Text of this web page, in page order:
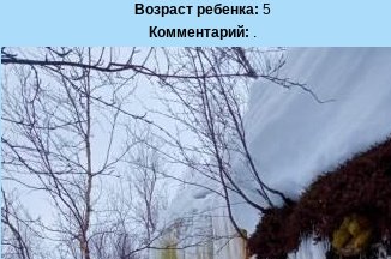
Возраст ребенка: 5
Комментарий: .